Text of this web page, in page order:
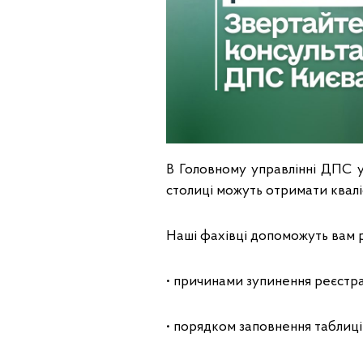
В Головному управлінні ДПС
столиці можуть отримати
Наші фахівці допоможуть вам
• причинами зупинення
• порядком заповнення